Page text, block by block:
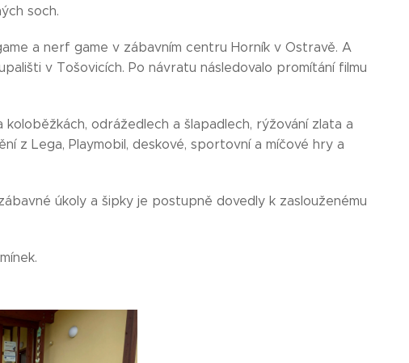
soch.
a nerf game v zábavním centru Horník v Ostravě. A
v Tošovicích. Po návratu následovalo promítání filmu
odrážedlech a šlapadlech, rýžování zlata a
z Lega, Playmobil, deskové, sportovní a míčové hry a
úkoly a šipky je postupně dovedly k zaslouženému